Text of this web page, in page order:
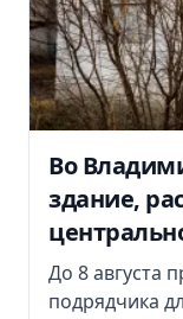
Во
здание,
До 8 августа
подрядчика